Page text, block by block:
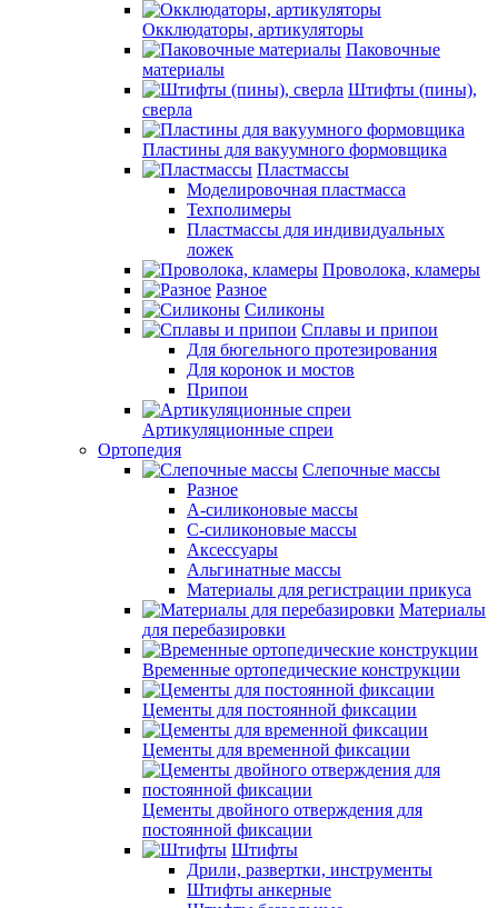
Окклюдаторы, артикуляторы
Паковочные
материалы
Штифты (пины),
сверла
Пластины для вакуумного формовщика
Пластмассы
Моделировочная пластмасса
Техполимеры
Пластмассы для индивидуальных
ложек
Проволока, кламеры
Разное
Силиконы
Сплавы и припои
Для бюгельного протезирования
Для коронок и мостов
Припои
Артикуляционные спреи
Ортопедия
Слепочные массы
Разное
А-силиконовые массы
С-силиконовые массы
Аксессуары
Альгинатные массы
Материалы для регистрации прикуса
Материалы
для перебазировки
Временные ортопедические конструкции
Цементы для постоянной фиксации
Цементы для временной фиксации
Цементы двойного отверждения для
постоянной фиксации
Штифты
Дрили, развертки, инструменты
Штифты анкерные